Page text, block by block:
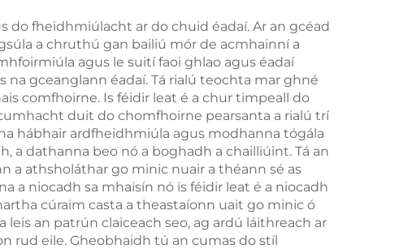
do fheidhmiúlacht ar do chuid éadaí. Ar an gcéad
a chruthú gan bailiú mór de acmhainní a
agus le suití faoi ghlao agus éadaí
gceanglann éadaí. Tá rialú teochta mar ghné
comfhoirne. Is féidir leat é a chur timpeall do
duit do chomfhoirne pearsanta a rialú trí
hábhair ardfheidhmiúla agus modhanna tógála
a dathanna beo nó a boghadh a chailliúint. Tá an
a athsholáthar go minic nuair a théann sé as
a niocadh sa mhaisín nó is féidir leat é a niocadh
cúraim casta a theastaíonn uait go minic ó
an patrún claiceach seo, ag ardú láithreach ar
rud eile. Gheobhaidh tú an cumas do stíl